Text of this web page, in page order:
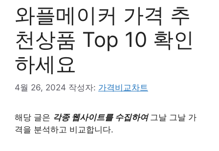
와플메이커 가격 추
천상품 Top 10 확인
하세요
4월 26, 2024 작성자: 가격비교차트
해당 글은 각종 웹사이트를 수집하여 그날 그날 가
격을 분석하고 비교합니다.